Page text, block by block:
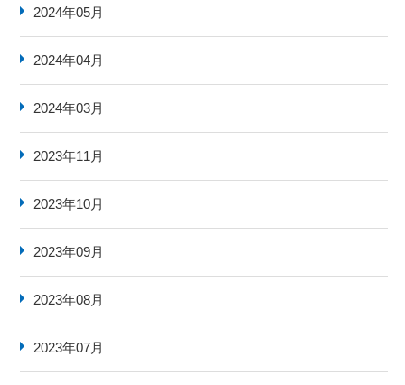
2024年05月
2024年04月
2024年03月
2023年11月
2023年10月
2023年09月
2023年08月
2023年07月